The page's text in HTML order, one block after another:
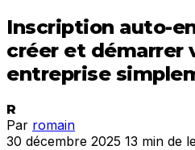
Inscription auto-
créer et démarrer
entreprise
R
Par romain
30 décembre 2025 13 min de